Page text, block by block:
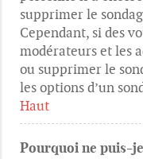
supprimer le
Cependant, si des
modérateurs et les
ou supprimer le
les options d’un
Haut
Pourquoi ne puis-